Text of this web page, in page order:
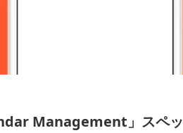
Management」スペッ